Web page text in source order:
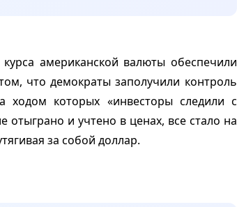
американской валюты обеспечили
что демократы заполучили контроль
которых «инвесторы следили с
отыграно и учтено в ценах, все стало на
за собой доллар.